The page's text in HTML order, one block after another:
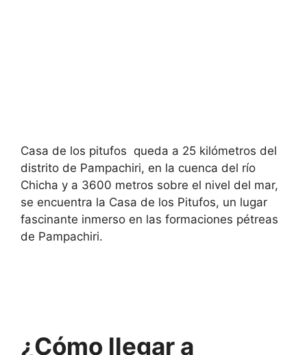
Casa de los pitufos queda a 25 kilómetros del
distrito de Pampachiri, en la cuenca del río
Chicha y a 3600 metros sobre el nivel del mar,
se encuentra la Casa de los Pitufos, un lugar
fascinante inmerso en las formaciones pétreas
de Pampachiri.
¿Cómo llegar a